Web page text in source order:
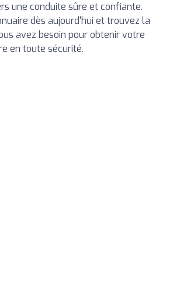
une conduite sûre et confiante.
dès aujourd'hui et trouvez la
avez besoin pour obtenir votre
en toute sécurité.